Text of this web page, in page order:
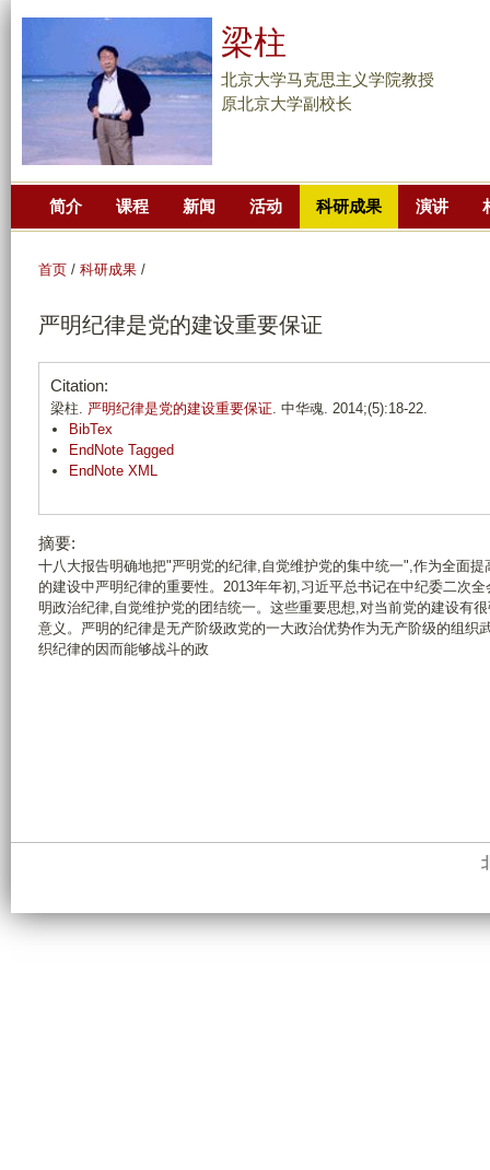
主
梁柱
北京大学马克思主义学院教授
原北京大学副校长
简介 课程 新闻 活动 科研成果 演讲
首页 / 科研成果 /
严明纪律是党的建设重要保证
Citation:
梁柱. 严明纪律是党的建设重要保证. 中华魂. 2014;(5):18-22.
BibTex
EndNote Tagged
EndNote XML
摘要:
十八大报告明确地把"严明党的纪律,自觉维护党的集中统一",作为全面
的建设中严明纪律的重要性。2013年年初,习近平总书记在中纪委二次
明政治纪律,自觉维护党的团结统一。这些重要思想,对当前党的建设有
意义。严明的纪律是无产阶级政党的一大政治优势作为无产阶级的组
织纪律的因而能够战斗的政